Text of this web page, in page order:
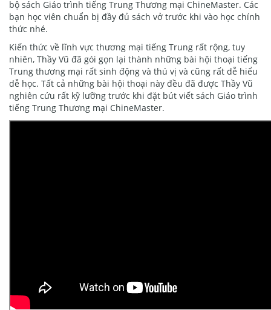
bộ sách Giáo trình tiếng Trung Thương mại ChineMaster. Các
bạn học viên chuẩn bị đầy đủ sách vở trước khi vào học chính
thức nhé.
Kiến thức về lĩnh vực thương mại tiếng Trung rất rộng, tuy
nhiên, Thầy Vũ đã gói gọn lại thành những bài hội thoại tiếng
Trung thương mại rất sinh động và thú vị và cũng rất dễ hiểu
dễ học. Tất cả những bài hội thoại này đều đã được Thầy Vũ
nghiên cứu rất kỹ lưỡng trước khi đặt bút viết sách Giáo trình
tiếng Trung Thương mại ChineMaster.